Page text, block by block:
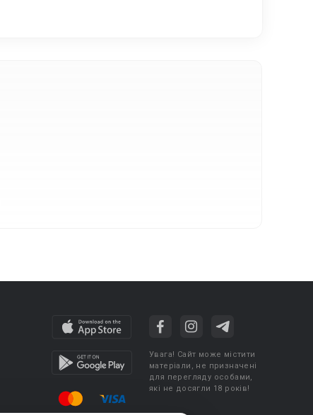
Увага! Сайт може містити
матеріали, не призначені
для перегляду особами,
які не досягли 18 років!